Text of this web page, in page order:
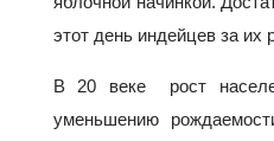
этот день индейцев за
В 20 веке рост
уменьшению